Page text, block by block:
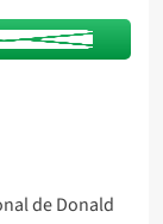
de Donald